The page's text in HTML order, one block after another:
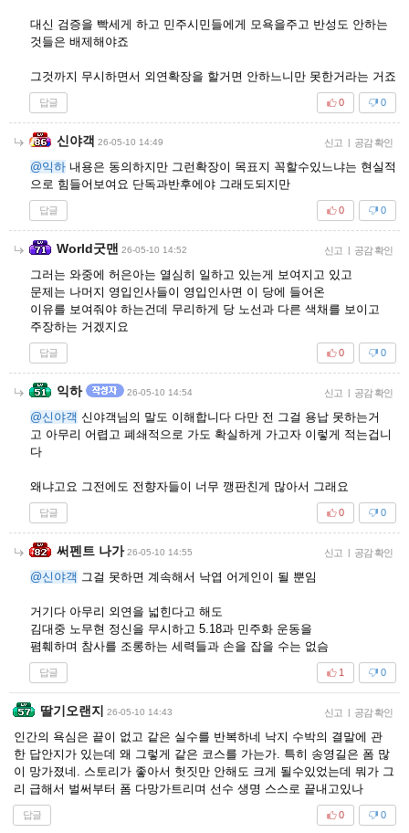
대신 검증을 빡세게 하고 민주시민들에게 모욕을주고 반성도 안하는
것들은 배제해야죠
그것까지 무시하면서 외연확장을 할거면 안하느니만 못한거라는 거죠
답글 0
0
신야객 26-05-10 14:49 신고 | 공감 확인
@익하 내용은 동의하지만 그런확장이 목표지 꼭할수있느냐는 현실적
으로 힘들어보여요 단독과반후에야 그래도되지만
답글 0
0
World굿맨 26-05-10 14:52 신고 | 공감 확인
그러는 와중에 허은아는 열심히 일하고 있는게 보여지고 있고
문제는 나머지 영입인사들이 영입인사면 이 당에 들어온
이유를 보여줘야 하는건데 무리하게 당 노선과 다른 색채를 보이고
주장하는 거겠지요
답글 0
0
익하 26-05-10 14:54 신고 | 공감 확인
@신야객 신야객님의 말도 이해합니다 다만 전 그걸 용납 못하는거
고 아무리 어렵고 폐쇄적으로 가도 확실하게 가고자 이렇게 적는겁니
다
왜냐고요 그전에도 전향자들이 너무 깽판친게 많아서 그래요
답글 0
0
써펜트 나가 26-05-10 14:55 신고 | 공감 확인
@신야객 그걸 못하면 계속해서 낙엽 어게인이 될 뿐임
거기다 아무리 외연을 넓힌다고 해도
김대중 노무현 정신을 무시하고 5.18과 민주화 운동을
폄훼하며 참사를 조롱하는 세력들과 손을 잡을 수는 없슴
답글 0
1
딸기오랜지 26-05-10 14:43 신고 | 공감 확인
인간의 욕심은 끝이 없고 같은 실수를 반복하네 낙지 수박의 결말에 관
한 답안지가 있는데 왜 그렇게 같은 코스를 가는가. 특히 송영길은 폼 많
이 망가졌네. 스토리가 좋아서 헛짓만 안해도 크게 될수있었는데 뭐가 그
리 급해서 벌써부터 폼 다망가트리며 선수 생명 스스로 끝내고있나
답글 0
0